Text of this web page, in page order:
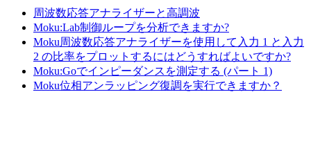
周波数応答アナライザーと高調波
Moku:Lab制御ループを分析できますか?
Moku周波数応答アナライザーを使用して入力 1 と入力
2 の比率をプロットするにはどうすればよいですか?
Moku:Goでインピーダンスを測定する (パート 1)
Moku位相アンラッピング復調を実行できますか？